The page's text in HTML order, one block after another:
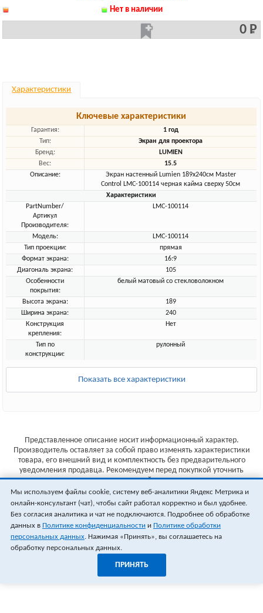
Нет в наличии
0 Р
Характеристики
Ключевые характеристики
Гарантия:
1 год
Тип:
Экран для проектора
Бренд:
LUMIEN
Вес:
15.5
Описание:
Экран настенный Lumien 189х240см Master
Control LMC-100114 черная кайма сверху 50см
Характеристики
PartNumber/
Артикул
Производителя:
LMC-100114
Модель:
LMC-100114
Тип проекции:
прямая
Формат экрана:
16:9
Диагональ экрана:
105
Особенности
покрытия:
белый матовый со стекловолокном
Высота экрана:
189
Ширина экрана:
240
Конструкция
крепления:
Нет
Тип по
конструкции:
рулонный
Показать все характеристики
Представленное описание носит информационный характер.
Производитель оставляет за собой право изменять характеристики
товара, его внешний вид и комплектность без предварительного
уведомления продавца. Рекомендуем перед покупкой уточнить
характеристики товара на сайте производителя.
Указанные цены не являются публичной офертой (ст.435 ГК РФ).
Стоимость и наличие товара уточняйте у менеджера.
Мы используем файлы cookie, систему веб-аналитики Яндекс Метрика и
онлайн-консультант (чат), чтобы сайт работал корректно и был удобнее.
Без согласия аналитика и чат не подключаются. Подробнее об обработке
данных в Политике конфиденциальности и Политике обработки
персональных данных. Нажимая «Принять», вы соглашаетесь на
обработку персональных данных.
ПРИНЯТЬ